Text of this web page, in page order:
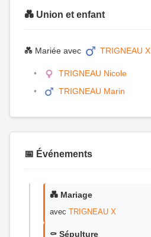
💑 Union et enfant
💑 Mariée avec TRIGNEAU X
TRIGNEAU Nicole
TRIGNEAU Marin
📅 Événements
💑 Mariage
avec TRIGNEAU X
⚰️ Sépulture